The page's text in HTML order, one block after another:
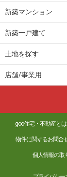
岡山県岡山市北区
岡山県岡山市北
岡山県岡山市北
新築マンション
新築一戸建て
土地を探す
店舗/事業用
goo住宅・不動産とは
物件に関するお問合
個人情報の取